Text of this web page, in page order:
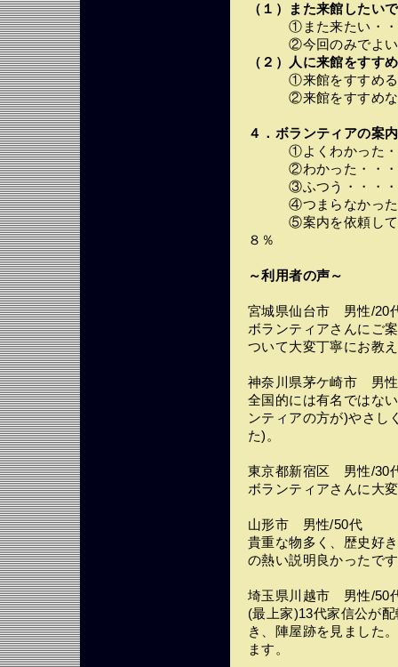
（１）また来館したい
①また来たい・・・
②今回のみでよい・
（２）人に来館をすす
①来館をすすめる・
②来館をすすめない
４．ボランティアの案
①よくわかった・・
②わかった・・・・
③ふつう・・・・・
④つまらなかった・
⑤案内を依頼してい
８％
～利用者の声～
宮城県仙台市 男性/20
ボランティアさんにご
ついて大変丁寧にお教
神奈川県茅ケ崎市 男
全国的には有名ではな
ンティアの方が)やさし
た)。
東京都新宿区 男性/30
ボランティアさんに大
山形市 男性/50代
貴重な物多く、歴史好
の熱い説明良かったで
埼玉県川越市 男性/50
(最上家)13代家信公が
き、陣屋跡を見ました
ます。